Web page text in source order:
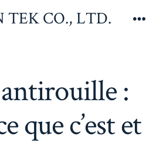
TEK CO., LTD.
:
que c’est et